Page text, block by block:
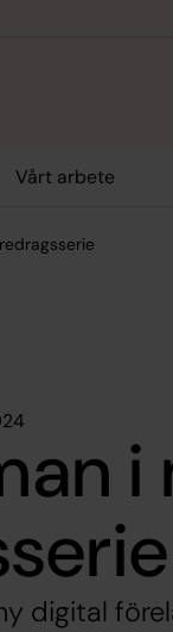
Vårt arbete
i
digital